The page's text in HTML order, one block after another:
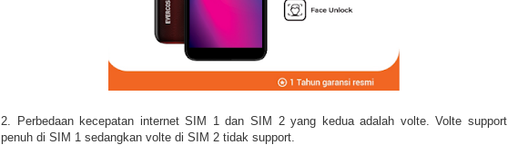
2. Perbedaan kecepatan internet SIM 1 dan SIM 2 yang kedua adalah volte. Volte support
penuh di SIM 1 sedangkan volte di SIM 2 tidak support.